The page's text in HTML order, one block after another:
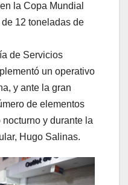
la Copa Mundial
12 toneladas de
de Servicios
un operativo
y ante la gran
de elementos
y durante la
Hugo Salinas.